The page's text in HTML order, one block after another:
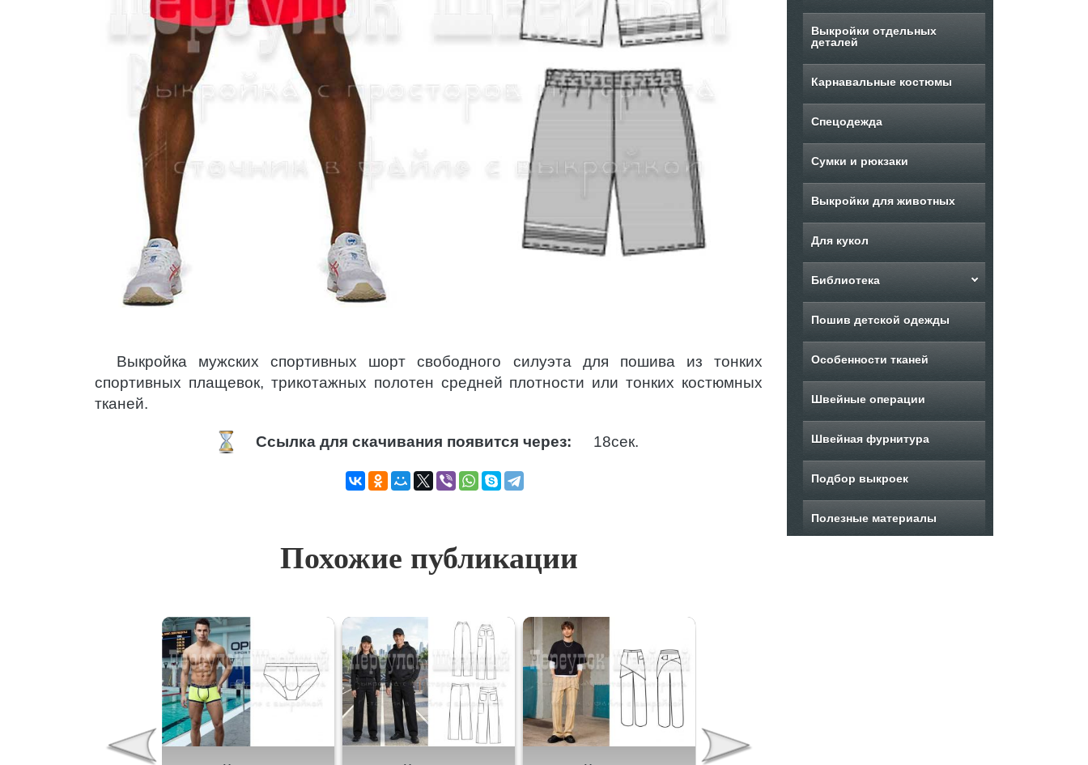
Выкройка мужских спортивных шорт свободного силуэта для пошива из тонких
спортивных плащевок, трикотажных полотен средней плотности или тонких костюмных
тканей.
Ссылка для скачивания появится через: 17сек.
Похожие публикации
Выкройки отдельных
деталей
Карнавальные костюмы
Спецодежда
Сумки и рюкзаки
Выкройки для животных
Для кукол
Библиотека
Пошив детской одежды
Особенности тканей
Швейные операции
Швейная фурнитура
Подбор выкроек
Полезные материалы